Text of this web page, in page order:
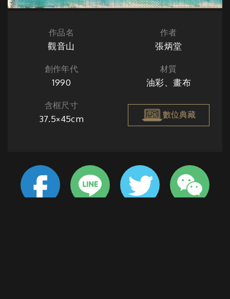
作品名
觀音山
作者
張炳堂
創作年代
1990
材質
油彩、畫布
含框尺寸
37.5×45cm 數位典藏